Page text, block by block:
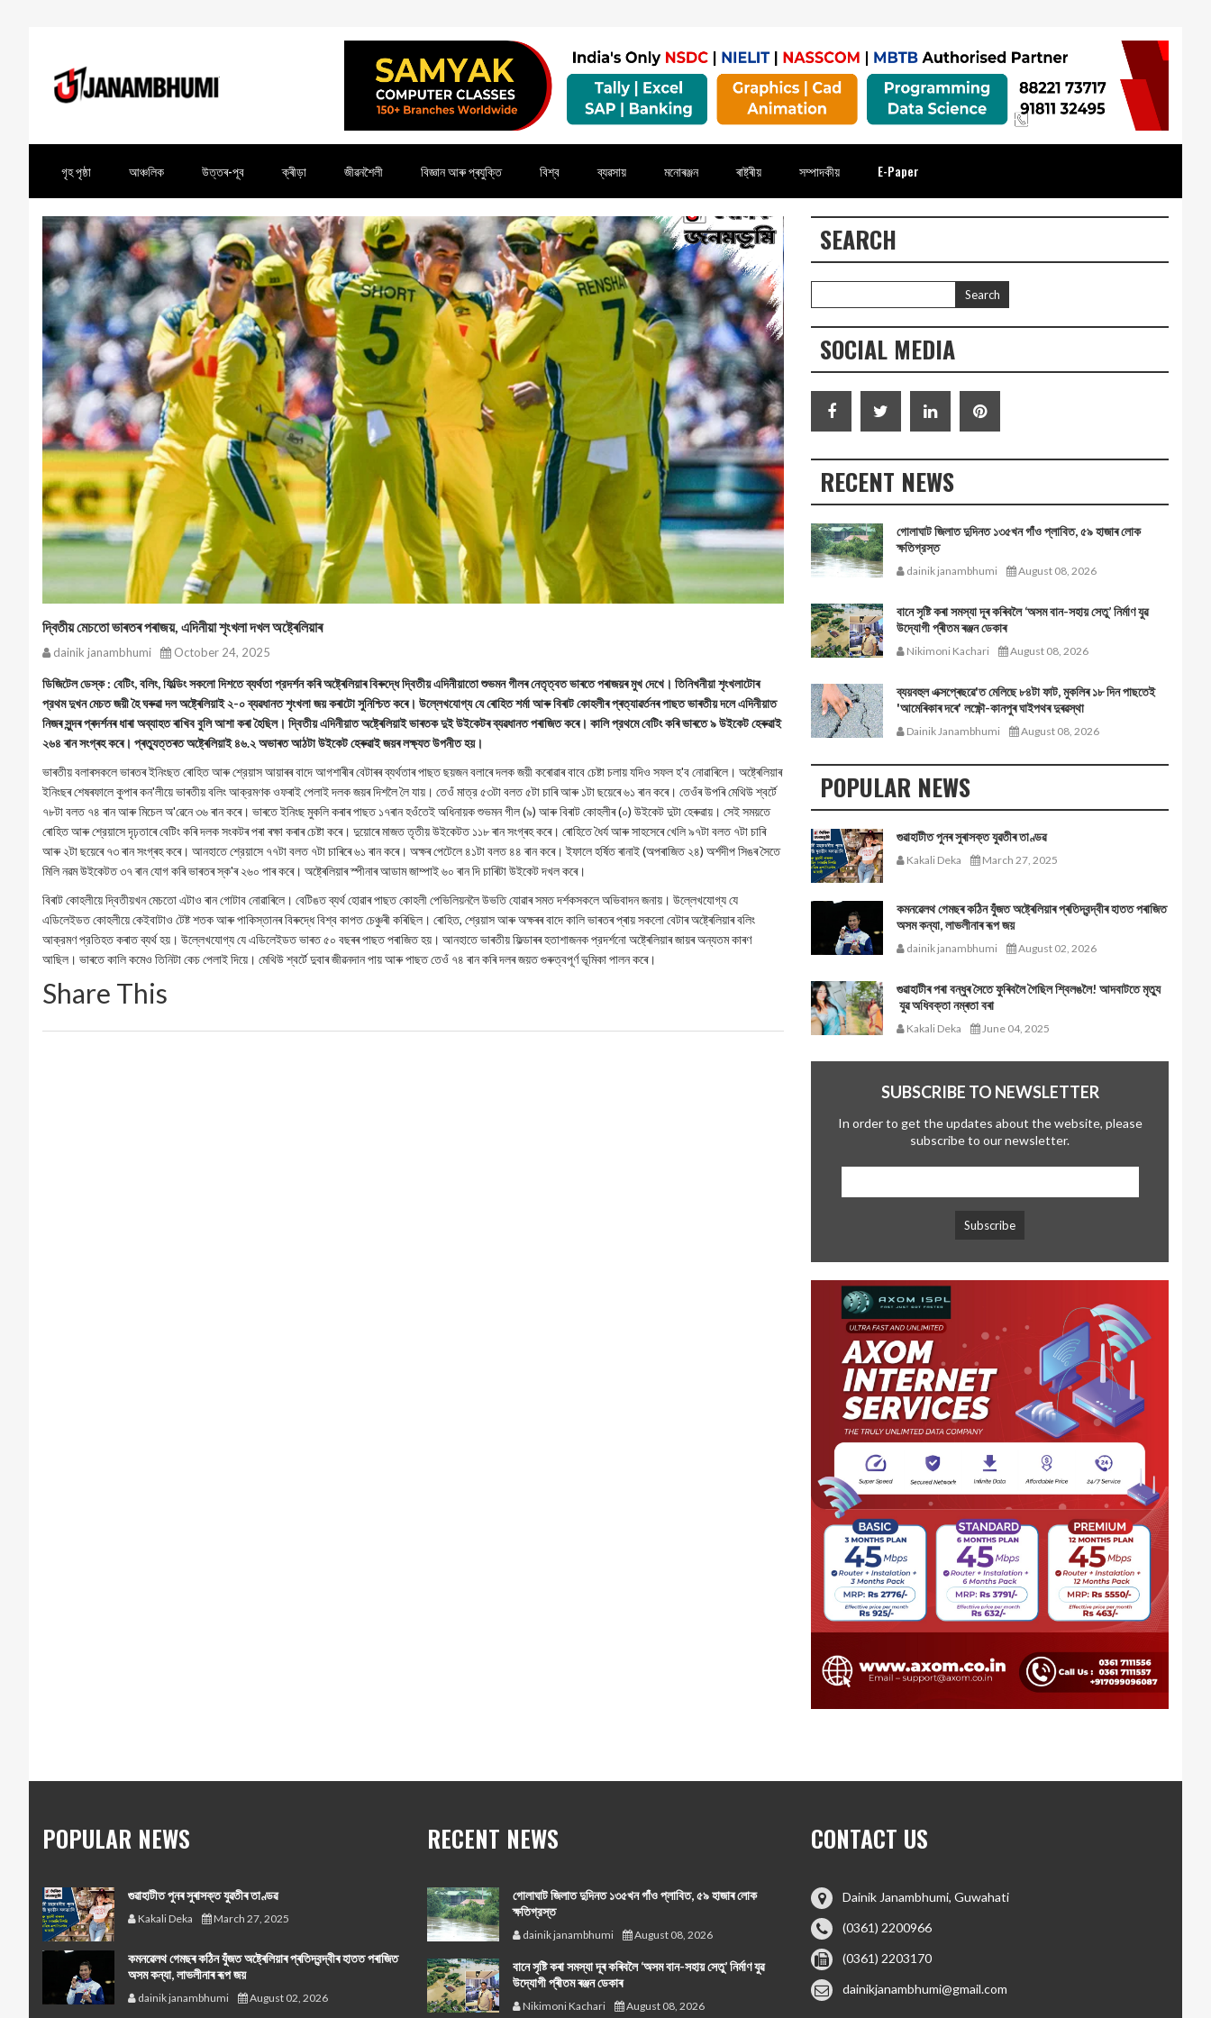
গৃহ পৃষ্ঠা আঞ্চলিক উত্তৰ-পূব ক্ৰীড়া জীৱনশৈলী বিজ্ঞান আৰু প্ৰযুক্তি বিশ্ব ব্যৱসায় মনোৰঞ্জন ৰাষ্ট্ৰীয় সম্পাদকীয় E-Paper
দ্বিতীয় মেচতো ভাৰতৰ পৰাজয়, এদিনীয়া শৃংখলা দখল অষ্ট্ৰেলিয়াৰ
dainik janambhumi October 24, 2025
ডিজিটেল ডেস্ক : বেটিং, বলিং, ফিল্ডিং সকলো দিশতে ব্যর্থতা প্রদর্শন কৰি অষ্ট্ৰেলিয়াৰ বিৰুদ্ধে দ্বিতীয় এদিনীয়াতো শুভমন গীলৰ নেতৃত্বত ভাৰতে পৰাজয়ৰ মুখ দেখে। তিনিখনীয়া শৃংখলাটোৰ
প্রথম দুখন মেচত জয়ী হৈ ঘৰুৱা দল অষ্ট্ৰেলিয়াই ২-০ ব্যৱধানত শৃংখলা জয় কৰাটো সুনিশ্চিত কৰে। উল্লেখযোগ্য যে ৰোহিত শর্মা আৰু বিৰাট কোহলীৰ প্ৰত্যাৱৰ্তনৰ পাছত ভাৰতীয় দলে এদিনীয়াত
নিজৰ সুন্দৰ প্ৰদৰ্শনৰ ধাৰা অব্যাহত ৰাখিব বুলি আশা কৰা হৈছিল। দ্বিতীয় এদিনীয়াত অষ্ট্ৰেলিয়াই ভাৰতক দুই উইকেটৰ ব্যৱধানত পৰাজিত কৰে। কালি প্রথমে বেটিং কৰি ভাৰতে ৯ উইকেট হেৰুৱাই
২৬৪ ৰান সংগ্ৰহ কৰে। প্ৰত্যুত্তৰত অষ্ট্ৰেলিয়াই ৪৬.২ অভাৰত আঠটা উইকেট হেৰুৱাই জয়ৰ লক্ষ্যত উপনীত হয়।
ভাৰতীয় বলাৰসকলে ভাৰতৰ ইনিংছত ৰোহিত আৰু শ্রেয়াস আয়াৰৰ বাদে আগশাৰীৰ বেটাৰৰ ব্যৰ্থতাৰ পাছত ছয়জন বলাৰে দলক জয়ী কৰোৱাৰ বাবে চেষ্টা চলায় যদিও সফল হ'ব নোৱাৰিলে। অষ্ট্ৰেলিয়াৰ
ইনিংছৰ শেষৰফালে কুপাৰ কন'লীয়ে ভাৰতীয় বলিং আক্রমণক ওফৰাই পেলাই দলক জয়ৰ দিশলৈ লৈ যায়। তেওঁ মাত্র ৫৩টা বলত ৫টা চাৰি আৰু ১টা ছয়েৰে ৬১ ৰান কৰে। তেওঁৰ উপৰি মেথিউ শ্বৰ্টে
৭৮টা বলত ৭৪ ৰান আৰু মিচেল অ'ৱেনে ৩৬ ৰান কৰে। ভাৰতে ইনিংছ মুকলি কৰাৰ পাছত ১৭ৰান হওঁতেই অধিনায়ক শুভমন গীল (৯) আৰু বিৰাট কোহলীৰ (০) উইকেট দুটা হেৰুৱায়। সেই সময়তে
ৰোহিত আৰু শ্রেয়াসে দৃঢ়তাৰে বেটিং কৰি দলক সংকটৰ পৰা ৰক্ষা কৰাৰ চেষ্টা কৰে। দুয়োৰে মাজত তৃতীয় উইকেটত ১১৮ ৰান সংগ্ৰহ কৰে। ৰোহিতে ধৈর্য আৰু সাহসেৰে খেলি ৯৭টা বলত ৭টা চাৰি
আৰু ২টা ছয়েৰে ৭৩ ৰান সংগ্ৰহ কৰে। আনহাতে শ্রেয়াসে ৭৭টা বলত ৭টা চাৰিৰে ৬১ ৰান কৰে। অক্ষৰ পেটেলে ৪১টা বলত ৪৪ ৰান কৰে। ইফালে হৰ্ষিত ৰানাই (অপৰাজিত ২৪) অর্শদীপ সিঙৰ সৈতে
মিলি নৱম উইকেটত ৩৭ ৰান যোগ কৰি ভাৰতৰ স্ক'ৰ ২৬০ পাৰ কৰে। অষ্ট্ৰেলিয়াৰ স্পীনাৰ আডাম জাম্পাই ৬০ ৰান দি চাৰিটা উইকেট দখল কৰে।
বিৰাট কোহলীয়ে দ্বিতীয়খন মেচতো এটাও ৰান গোটাব নোৱাৰিলে। বেটিঙত ব্যর্থ হোৱাৰ পাছত কোহলী পেভিলিয়নলৈ উভতি যোৱাৰ সমত দর্শকসকলে অভিবাদন জনায়। উল্লেখযোগ্য যে
এডিলেইডত কোহলীয়ে কেইবাটাও টেষ্ট শতক আৰু পাকিস্তানৰ বিৰুদ্ধে বিশ্ব কাপত চেঞ্চুৰী কৰিছিল। ৰোহিত, শ্রেয়াস আৰু অক্ষৰৰ বাদে কালি ভাৰতৰ প্ৰায় সকলো বেটাৰ অষ্ট্ৰেলিয়াৰ বলিং
আক্রমণ প্রতিহত কৰাত ব্যর্থ হয়। উল্লেখযোগ্য যে এডিলেইডত ভাৰত ৫০ বছৰৰ পাছত পৰাজিত হয়। আনহাতে ভাৰতীয় ফিল্ডাৰৰ হতাশাজনক প্রদর্শনো অষ্ট্ৰেলিয়াৰ জায়ৰ অন্যতম কাৰণ
আছিল। ভাৰতে কালি কমেও তিনিটা কেচ পেলাই দিয়ে। মেথিউ শ্বর্টে দুবাৰ জীৱনদান পায় আৰু পাছত তেওঁ ৭৪ ৰান কৰি দলৰ জয়ত গুৰুত্বপূৰ্ণ ভূমিকা পালন কৰে।
Share This
SEARCH
SOCIAL MEDIA
RECENT NEWS
গোলাঘাট জিলাত দুদিনত ১৩৫খন গাঁও প্লাবিত, ৫৯ হাজাৰ লোক
ক্ষতিগ্রস্ত
dainik janambhumi August 08, 2026
বানে সৃষ্টি কৰা সমস্যা দূৰ কৰিবলৈ ‘অসম বান-সহায় সেতু’ নিৰ্মাণ যুৱ
উদ্যোগী প্ৰীতম ৰঞ্জন ডেকাৰ
Nikimoni Kachari August 08, 2026
ব্যয়বহুল এক্সপ্ৰেছৱে'ত মেলিছে ৮৪টা ফাট, মুকলিৰ ১৮ দিন পাছতেই
'আমেৰিকাৰ দৰে' লক্ষ্ণৌ-কানপুৰ ঘাইপথৰ দুৰৱস্থা
Dainik Janambhumi August 08, 2026
POPULAR NEWS
গুৱাহাটীত পুনৰ সুৰাসক্ত যুৱতীৰ তাণ্ডৱ
Kakali Deka March 27, 2025
কমনৱেলথ গেমছৰ কঠিন যুঁজত অষ্ট্ৰেলিয়াৰ প্ৰতিদ্বন্দ্বীৰ হাতত পৰাজিত
অসম কন্যা, লাভলীনাৰ ৰূপ জয়
dainik janambhumi August 02, 2026
গুৱাহাটীৰ পৰা বন্ধুৰ সৈতে ফুৰিবলৈ গৈছিল শ্বিলঙলৈ! আদবাটতে মৃত্যু
যুৱ অধিবক্তা নম্ৰতা বৰা
Kakali Deka June 04, 2025
SUBSCRIBE TO NEWSLETTER
In order to get the updates about the website, please
subscribe to our newsletter.
POPULAR NEWS
গুৱাহাটীত পুনৰ সুৰাসক্ত যুৱতীৰ তাণ্ডৱ
Kakali Deka March 27, 2025
কমনৱেলথ গেমছৰ কঠিন যুঁজত অষ্ট্ৰেলিয়াৰ প্ৰতিদ্বন্দ্বীৰ হাতত পৰাজিত
অসম কন্যা, লাভলীনাৰ ৰূপ জয়
dainik janambhumi August 02, 2026
RECENT NEWS
গোলাঘাট জিলাত দুদিনত ১৩৫খন গাঁও প্লাবিত, ৫৯ হাজাৰ লোক
ক্ষতিগ্রস্ত
dainik janambhumi August 08, 2026
বানে সৃষ্টি কৰা সমস্যা দূৰ কৰিবলৈ ‘অসম বান-সহায় সেতু’ নিৰ্মাণ যুৱ
উদ্যোগী প্ৰীতম ৰঞ্জন ডেকাৰ
Nikimoni Kachari August 08, 2026
CONTACT US
Dainik Janambhumi, Guwahati
(0361) 2200966
(0361) 2203170
dainikjanambhumi@gmail.com